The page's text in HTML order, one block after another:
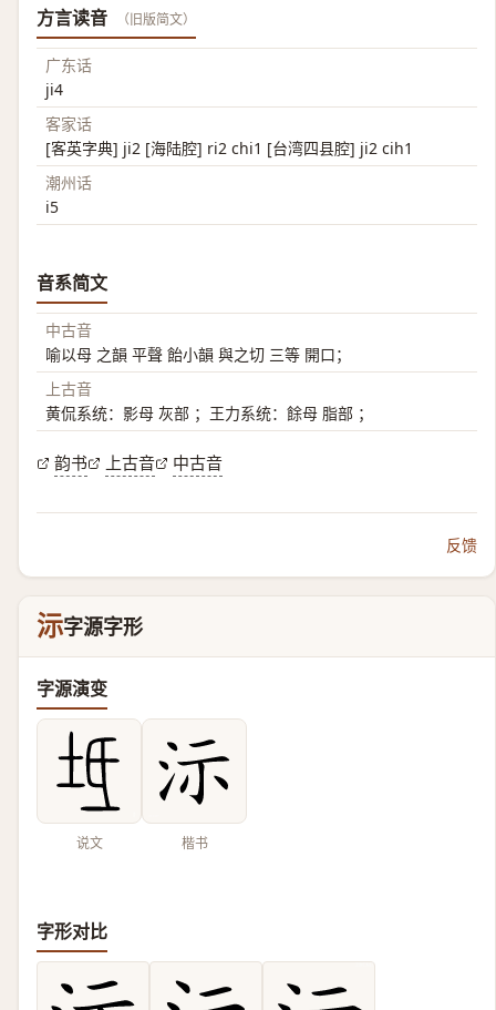
方言读音 （旧版简文）
广东话
ji4
客家话
[客英字典] ji2 [海陆腔] ri2 chi1 [台湾四县腔] ji2 cih1
潮州话
i5
音系简文
中古音
喻以母 之韻 平聲 飴小韻 與之切 三等 開口；
上古音
黄侃系统：影母 灰部 ；王力系统：餘母 脂部 ；
韵书 上古音 中古音
反馈
沶字源字形
字源演变
说文 楷书
字形对比